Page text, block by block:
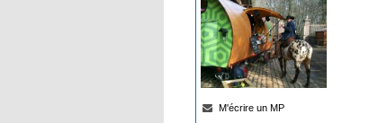
M'écrire un MP